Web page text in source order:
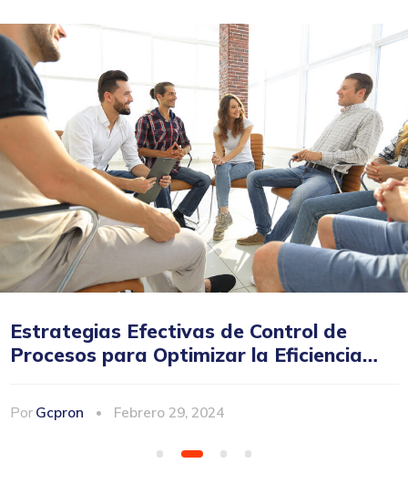
Estrategias Efectivas de Control de
Procesos para Optimizar la Eficiencia
Por Gcpron Febrero 29, 2024